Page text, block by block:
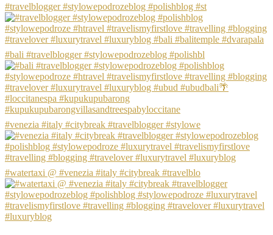
#travelblogger #stylowepodrozeblog #polishblog #st
#bali #travelblogger #stylowepodrozeblog #polishbl
#venezia #italy #citybreak #travelblogger #stylowe
#watertaxi @ #venezia #italy #citybreak #travelblo